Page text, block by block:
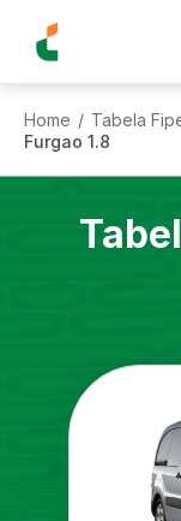
Home / Tabela
Furgao 1.8